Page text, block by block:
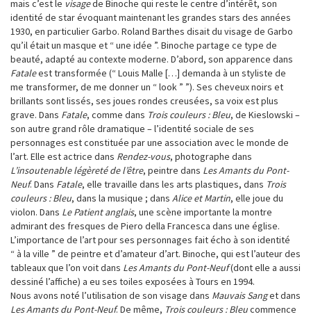
mais c’est le visagede Binoche qui reste le centre d’intérêt, son
identité de star évoquant maintenant les grandes stars des années
1930, en particulier Garbo. Roland Barthes disait du visage de Garbo
qu’il était un masque et “ une idée ”. Binoche partage ce type de
beauté, adapté au contexte moderne. D’abord, son apparence dans
Fataleest transformée (“ Louis Malle […] demanda à un styliste de
me transformer, de me donner un “ look ” ”). Ses cheveux noirs et
brillants sont lissés, ses joues rondes creusées, sa voix est plus
grave. Dans Fatale, comme dans Trois couleurs : Bleu, de Kieslowski –
son autre grand rôle dramatique – l’identité sociale de ses
personnages est constituée par une association avec le monde de
l’art. Elle est actrice dans Rendez-vous, photographe dans
L’insoutenable légèreté de l’être, peintre dans Les Amants du Pont-
Neuf. Dans Fatale, elle travaille dans les arts plastiques, dans Trois
couleurs : Bleu, dans la musique ; dans Alice et Martin, elle joue du
violon. Dans Le Patient anglais, une scène importante la montre
admirant des fresques de Piero della Francesca dans une église.
L’importance de l’art pour ses personnages fait écho à son identité
“ à la ville ” de peintre et d’amateur d’art. Binoche, qui est l’auteur des
tableaux que l’on voit dans Les Amants du Pont-Neuf(dont elle a aussi
dessiné l’affiche) a eu ses toiles exposées à Tours en 1994.
Nous avons noté l’utilisation de son visage dans Mauvais Sanget dans
Les Amants du Pont-Neuf. De même, Trois couleurs : Bleucommence